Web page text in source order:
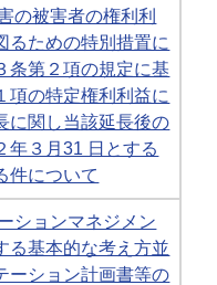
の被害者の権利利
るための特別措置に
条第２項の規定に基
項の特定権利利益に
に関し当該延長後の
年３月31 日とする
件について
ションマネジメン
る基本的な考え方並
ーション計画書等の